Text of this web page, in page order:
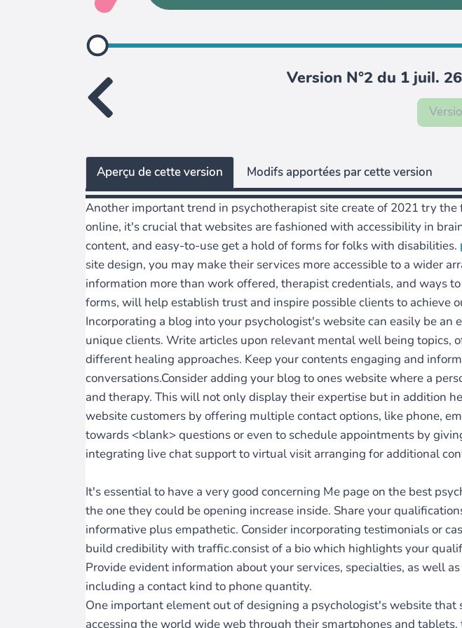
Version N°2 du 1 juil.
Aperçu de cette version Modifs apportées par cette version